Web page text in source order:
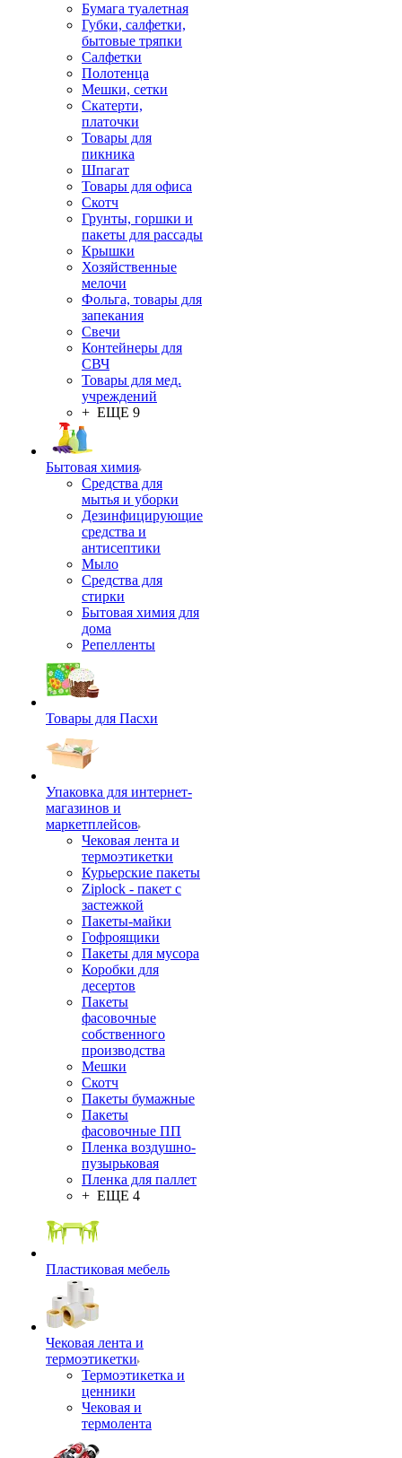
Бумага туалетная
Губки, салфетки,
бытовые тряпки
Салфетки
Полотенца
Мешки, сетки
Скатерти,
платочки
Товары для
пикника
Шпагат
Товары для офиса
Скотч
Грунты, горшки и
пакеты для рассады
Крышки
Хозяйственные
мелочи
Фольга, товары для
запекания
Свечи
Контейнеры для
СВЧ
Товары для мед.
учреждений
+ ЕЩЕ 9
Бытовая химия
Средства для
мытья и уборки
Дезинфицирующие
средства и
антисептики
Мыло
Средства для
стирки
Бытовая химия для
дома
Репелленты
Товары для Пасхи
Упаковка для интернет-
магазинов и
маркетплейсов
Чековая лента и
термоэтикетки
Курьерские пакеты
Ziplock - пакет с
застежкой
Пакеты-майки
Гофроящики
Пакеты для мусора
Коробки для
десертов
Пакеты
фасовочные
собственного
производства
Мешки
Скотч
Пакеты бумажные
Пакеты
фасовочные ПП
Пленка воздушно-
пузырьковая
Пленка для паллет
+ ЕЩЕ 4
Пластиковая мебель
Чековая лента и
термоэтикетки
Термоэтикетка и
ценники
Чековая и
термолента